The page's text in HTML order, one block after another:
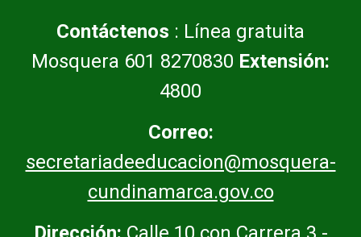
Contáctenos : Línea gratuita
Mosquera 601 8270830 Extensión:
4800
Correo:
secretariadeeducacion@mosquera-
cundinamarca.gov.co